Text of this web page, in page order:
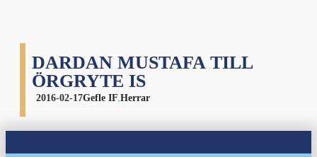
DARDAN MUSTAFA TILL
ÖRGRYTE IS
2016-02-17Gefle IF,Herrar